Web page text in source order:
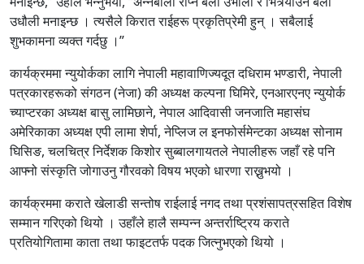
उधौली मनाइन्छ । त्यसैले किरात राईहरू प्रकृतिप्रेमी हुन् । सबैलाई
शुभकामना व्यक्त गर्दछु ।”
कार्यक्रममा न्युयोर्कका लागि नेपाली महावाणिज्यदूत दधिराम भण्डारी, नेपाली
पत्रकारहरूको संगठन (नेजा) की अध्यक्ष कल्पना घिमिरे, एनआरएनए न्युयोर्क
च्याप्टरका अध्यक्ष बासु लामिछाने, नेपाल आदिवासी जनजाति महासंघ
अमेरिकाका अध्यक्ष एपी लामा शेर्पा, नेप्लिज ल इनफोर्समेन्टका अध्यक्ष सोनाम
घिसिङ, चलचित्र निर्देशक किशोर सुब्बालगायतले नेपालीहरू जहाँ रहे पनि
आफ्नो संस्कृति जोगाउनु गौरवको विषय भएको धारणा राख्नुभयो ।
कार्यक्रममा कराते खेलाडी सन्तोष राईलाई नगद तथा प्रशंसापत्रसहित विशेष
सम्मान गरिएको थियो । उहाँले हालै सम्पन्न अन्तर्राष्ट्रिय कराते
प्रतियोगितामा काता तथा फाइटतर्फ पदक जित्नुभएको थियो ।